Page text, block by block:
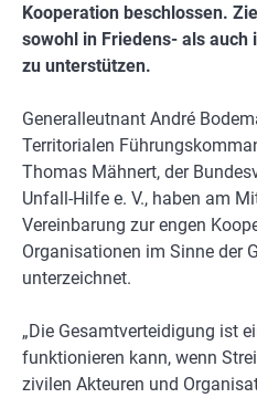
Kooperation beschlossen.
sowohl in Friedens- als
zu unterstützen.
Generalleutnant André
Territorialen
Thomas Mähnert, der
Unfall-Hilfe e. V., haben am
Vereinbarung zur engen
Organisationen im Sinne der
unterzeichnet.
„Die Gesamtverteidigung ist
funktionieren kann, wenn
zivilen Akteuren und